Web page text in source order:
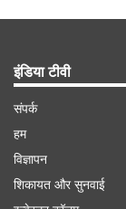
1 दिन की अवधि
इंडिया टीवी
संपर्क
हम
विज्ञापन
शिकायत और सुनवाई